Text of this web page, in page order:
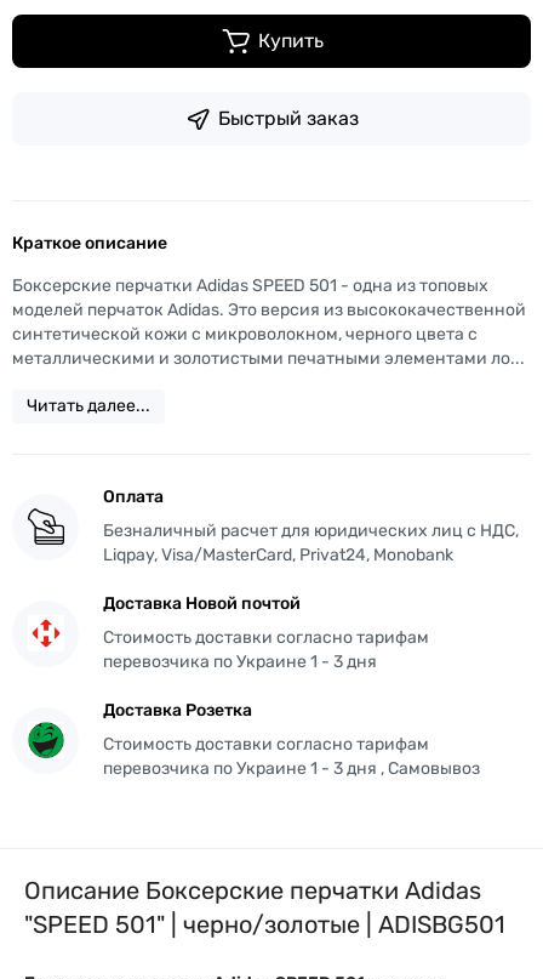
Купить
Быстрый заказ
Краткое описание
Боксерские перчатки Adidas SPEED 501 - одна из топовых
моделей перчаток Adidas. Это версия из высококачественной
синтетической кожи с микроволокном, черного цвета с
металлическими и золотистыми печатными элементами ло...
Читать далее...
Оплата
Безналичный расчет для юридических лиц с НДС,
Liqpay, Visa/MasterCard, Privat24, Monobank
Доставка Новой почтой
Стоимость доставки согласно тарифам
перевозчика по Украине 1 - 3 дня
Доставка Розетка
Стоимость доставки согласно тарифам
перевозчика по Украине 1 - 3 дня , Самовывоз
Описание Боксерские перчатки Adidas
"SPEED 501" | черно/золотые | ADISBG501